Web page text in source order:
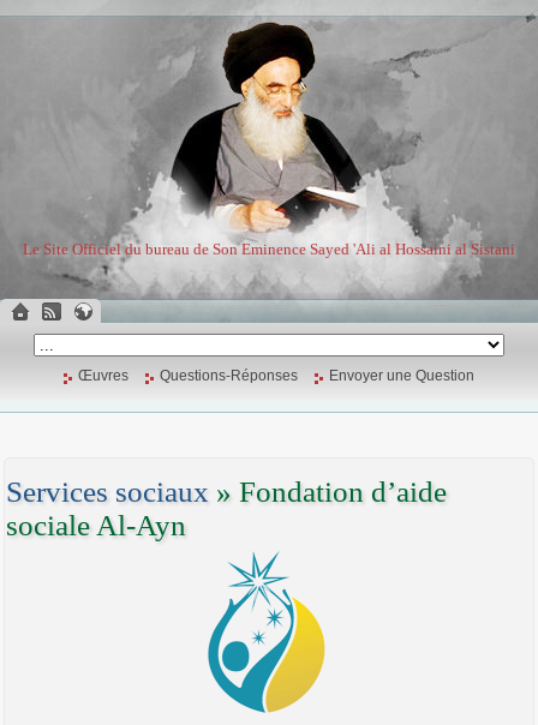
Le Site Officiel du bureau de Son Eminence Sayed 'Ali al Hossaini al Sistani
Œuvres Questions-Réponses Envoyer une Question
Services sociaux » Fondation d’aide
sociale Al-Ayn